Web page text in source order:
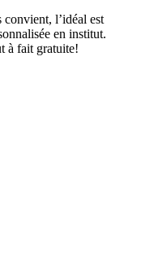
convient, l’idéal est
en institut.
à fait gratuite!